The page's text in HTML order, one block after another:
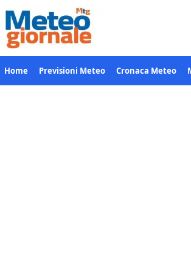
Home Previsioni Meteo Cronaca Meteo